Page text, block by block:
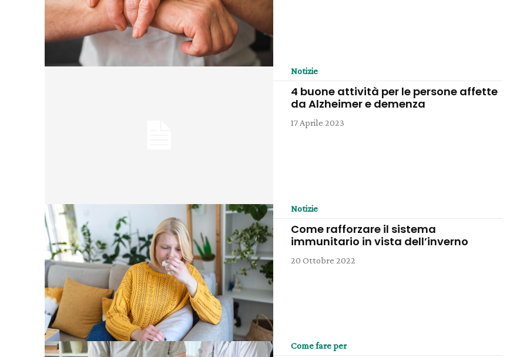
Notizie
4 buone attività per le persone affette
da Alzheimer e demenza
17 Aprile 2023
Notizie
Come rafforzare il sistema
immunitario in vista dell’inverno
20 Ottobre 2022
Come fare per